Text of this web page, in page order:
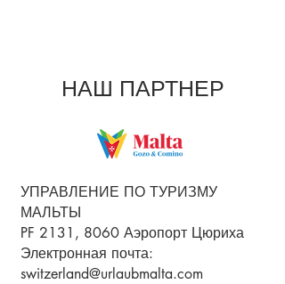
НАШ ПАРТНЕР
УПРАВЛЕНИЕ ПО ТУРИЗМУ
МАЛЬТЫ
PF 2131, 8060 Аэропорт Цюриха
Электронная почта:
switzerland@urlaubmalta.com